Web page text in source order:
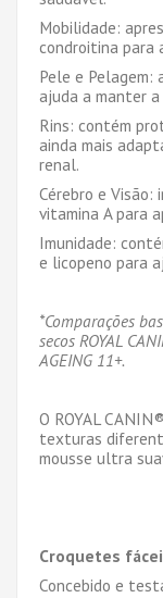
Mobilidade:
condroitina para
Pele e Pelagem:
ajuda a manter a
Rins: contém
ainda mais
renal.
Cérebro e Visão:
vitamina A para
Imunidade: conté
e licopeno para
*Comparações
secos ROYAL
AGEING 11+.
O ROYAL CANIN®
texturas
mousse ultra
Croquetes fá
Concebido e